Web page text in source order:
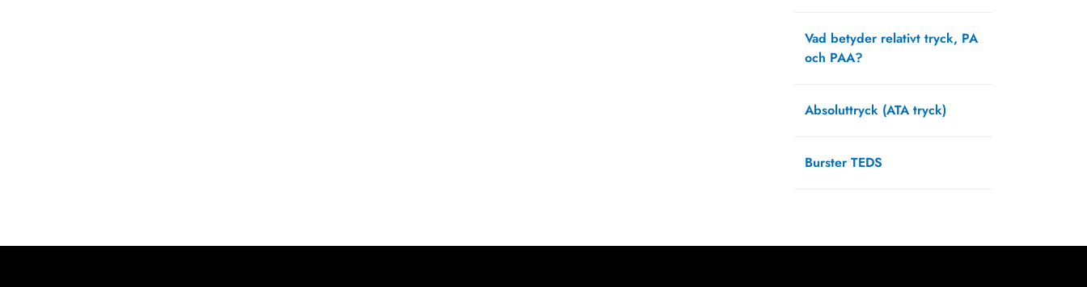
Vad betyder relativt tryck, PA
och PAA?
Absoluttryck (ATA tryck)
Burster TEDS